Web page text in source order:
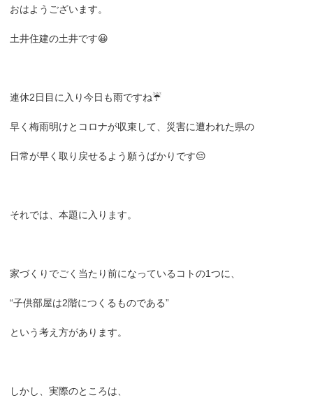
おはようございます。
土井住建の土井です😀
連休2日目に入り今日も雨ですね☔️
早く梅雨明けとコロナが収束して、災害に遭われた県の
日常が早く取り戻せるよう願うばかりです😔
それでは、本題に入ります。
家づくりでごく当たり前になっているコトの1つに、
“子供部屋は2階につくるものである”
という考え方があります。
しかし、実際のところは、